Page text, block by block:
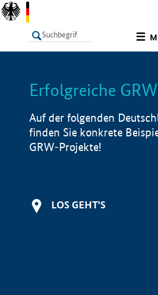
LISTE
Erfolgreiche
Auf der folgenden
finden Sie konkrete
GRW-Projekte!
LOS GEHT'S